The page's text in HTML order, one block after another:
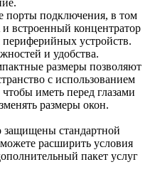
порты подключения, в том
встроенный концентратор
устройств.
и удобства.
размеры позволяют
с использованием
иметь перед глазами
размеры окон.
защищены стандартной
расширить условия
пакет услуг